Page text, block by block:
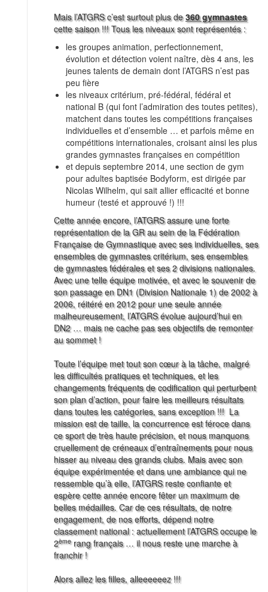
Mais l’ATGRS c’est surtout plus de360 gymnastes
cette saison !!! Tous les niveaux sont représentés :
les groupes animation, perfectionnement,
évolution et détection voient naître, dès 4 ans, les
jeunes talents de demain dont l’ATGRS n’est pas
peu fière
les niveaux critérium, pré-fédéral, fédéral et
national B (qui font l’admiration des toutes petites),
matchent dans toutes les compétitions françaises
individuelles et d’ensemble … et parfois même en
compétitions internationales, croisant ainsi les plus
grandes gymnastes françaises en compétition
et depuis septembre 2014, une section de gym
pour adultes baptisée Bodyform, est dirigée par
Nicolas Wilhelm, qui sait allier efficacité et bonne
humeur (testé et approuvé !) !!!
Cette année encore, l’ATGRS assure une forte
représentation de la GR au sein de la Fédération
Française de Gymnastique avec ses individuelles, ses
ensembles de gymnastes critérium, ses ensembles
de gymnastes fédérales et ses 2 divisions nationales.
Avec une telle équipe motivée, et avec le souvenir de
son passage en DN1 (Division Nationale 1) de 2002 à
2006, réitéré en 2012 pour une seule année
malheureusement, l’ATGRS évolue aujourd’hui en
DN2 … mais ne cache pas ses objectifs de remonter
au sommet !
Toute l’équipe met tout son cœur à la tâche, malgré
les difficultés pratiques et techniques, et les
changements fréquents de codification qui perturbent
son plan d’action, pour faire les meilleurs résultats
dans toutes les catégories, sans exception !!! La
mission est de taille, la concurrence est féroce dans
ce sport de très haute précision, et nous manquons
cruellement de créneaux d’entraînements pour nous
hisser au niveau des grands clubs. Mais avec son
équipe expérimentée et dans une ambiance qui ne
ressemble qu’à elle, l’ATGRS reste confiante et
espère cette année encore fêter un maximum de
belles médailles. Car de ces résultats, de notre
engagement, de nos efforts, dépend notre
classement national : actuellement l’ATGRS occupe le
2èmerang français … il nous reste une marche à
franchir !
Alors allez les filles, alleeeeeez !!!